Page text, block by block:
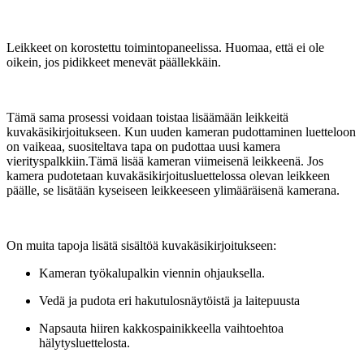
Leikkeet on korostettu toimintopaneelissa. Huomaa, että ei ole
oikein, jos pidikkeet menevät päällekkäin.
Tämä sama prosessi voidaan toistaa lisäämään leikkeitä
kuvakäsikirjoitukseen. Kun uuden kameran pudottaminen luetteloon
on vaikeaa, suositeltava tapa on pudottaa uusi kamera
vierityspalkkiin.Tämä lisää kameran viimeisenä leikkeenä. Jos
kamera pudotetaan kuvakäsikirjoitusluettelossa olevan leikkeen
päälle, se lisätään kyseiseen leikkeeseen ylimääräisenä kamerana.
On muita tapoja lisätä sisältöä kuvakäsikirjoitukseen:
Kameran työkalupalkin viennin ohjauksella.
Vedä ja pudota eri hakutulosnäytöistä ja laitepuusta
Napsauta hiiren kakkospainikkeella vaihtoehtoa
hälytysluettelosta.